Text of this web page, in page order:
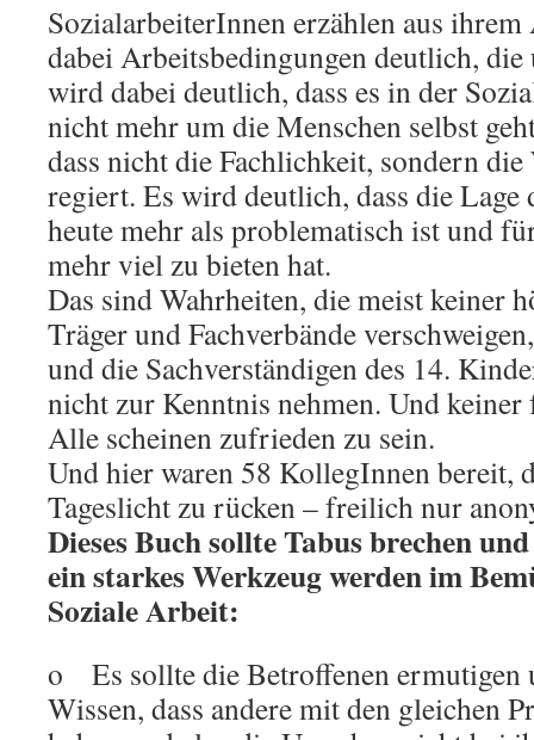
SozialarbeiterInnen erzählen aus
dabei Arbeitsbedingungen deutlich,
wird dabei deutlich, dass es in der
nicht mehr um die Menschen selbst
dass nicht die Fachlichkeit, sondern
regiert. Es wird deutlich, dass die Lage
heute mehr als problematisch ist und
mehr viel zu bieten hat.
Das sind Wahrheiten, die meist keiner
Träger und Fachverbände
und die Sachverständigen des 14.
nicht zur Kenntnis nehmen. Und
Alle scheinen zufrieden zu sein.
Und hier waren 58 KollegInnen bereit,
Tageslicht zu rücken – freilich nur
Dieses Buch sollte Tabus brechen
ein starkes Werkzeug werden im
Soziale Arbeit:
o Es sollte die Betroffenen ermutigen
Wissen, dass andere mit den gleichen